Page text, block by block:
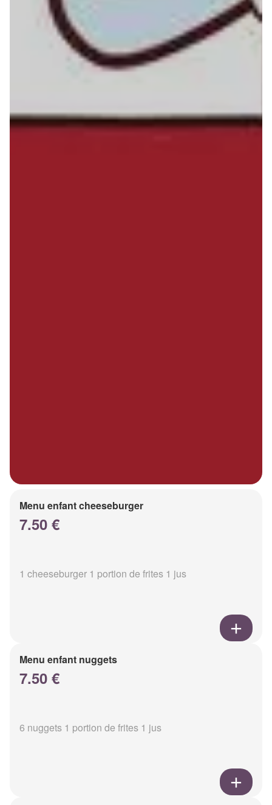
Menu enfant cheeseburger
7.50 €
1 cheeseburger 1 portion de frites 1 jus
Menu enfant nuggets
7.50 €
6 nuggets 1 portion de frites 1 jus